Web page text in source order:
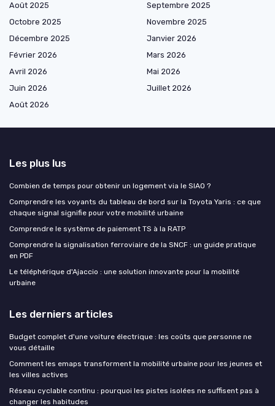
Août 2025
Septembre 2025
Octobre 2025
Novembre 2025
Décembre 2025
Janvier 2026
Février 2026
Mars 2026
Avril 2026
Mai 2026
Juin 2026
Juillet 2026
Août 2026
Les plus lus
Combien de temps pour obtenir un logement via le SIAO ?
Comprendre les voyants du tableau de bord sur la Toyota Yaris : ce que
chaque signal signifie pour votre mobilité urbaine
Comprendre le système de paiement TS à la RATP
Comprendre la signalisation ferroviaire de la SNCF : un guide pratique
en PDF
Le téléphérique d'Ajaccio : une solution innovante pour la mobilité
urbaine
Les derniers articles
Budget complet d'une voiture électrique : les coûts que personne ne
vous détaille
Comment les emaps transforment la mobilité urbaine pour les jeunes et
les villes actives
Réseau cyclable continu : pourquoi les pistes isolées ne suffisent pas à
changer les habitudes